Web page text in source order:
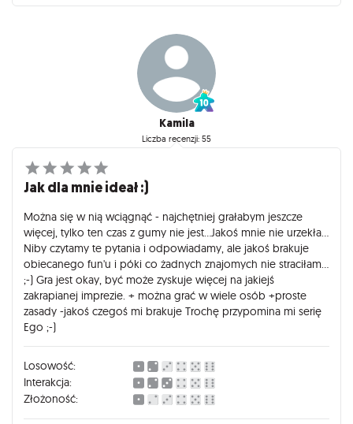
Kamila
Liczba recenzji: 55
Jak dla mnie ideał :)
Można się w nią wciągnąć - najchętniej grałabym jeszcze
więcej, tylko ten czas z gumy nie jest...Jakoś mnie nie urzekła...
Niby czytamy te pytania i odpowiadamy, ale jakoś brakuje
obiecanego fun'u i póki co żadnych znajomych nie straciłam...
;-) Gra jest okay, być może zyskuje więcej na jakiejś
zakrapianej imprezie. + można grać w wiele osób +proste
zasady -jakoś czegoś mi brakuje Trochę przypomina mi serię
Ego ;-)
Losowość:
Interakcja:
Złożoność: